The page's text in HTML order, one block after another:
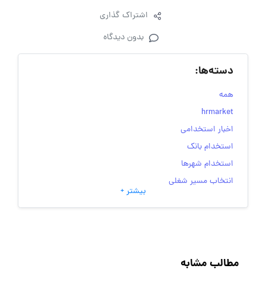
اشتراک گذاری
بدون دیدگاه
دسته‌ها:
همه
hrmarket
اخبار استخدامی
استخدام بانک
استخدام شهرها
انتخاب مسیر شغلی
به‌روزرسانی‌های سایت (کارجویی)
رزومه
بیشتر +
مطالب مشابه